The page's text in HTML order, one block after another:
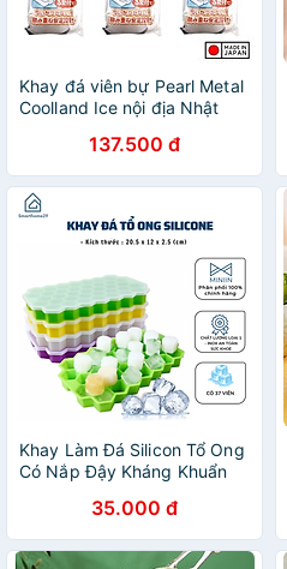
Khay đá viên bự Pearl Metal
Coolland Ice nội địa Nhật
137.500 đ
Khay Làm Đá Silicon Tổ Ong
Có Nắp Đậy Kháng Khuẩn
Làm Đá , Làm Thạch Cao
Cấp - HÀNG CHÍNH HÃNG
MINIIN
35.000 đ